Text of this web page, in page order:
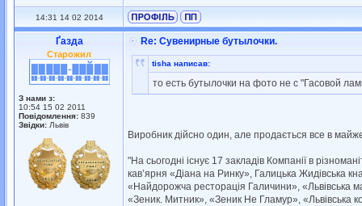
14:31 14 02 2014
Ґазда
Старожил
З нами з:
10:54 15 02 2011
Повідомлення: 839
Звідки: Львів
Re: Сувенирные бутылочки.
tisha написав:
то есть бутылочки на фото не с "Гасовой
Виробник дійсно один, але продається все в
"На сьогодні існує 17 закладів Компанії в
кав’ярня «Діана на Ринку», Галицька Жидівська
«Найдорожча ресторація Галичини», «Львівська
«Зеник. Митник», «Зеник Не Гламур», «Львівська